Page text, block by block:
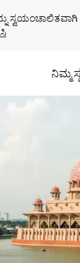
ನಿಮ್ಮ